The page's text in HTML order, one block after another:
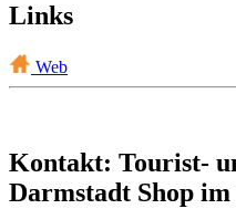
Links
Web
Kontakt: Tourist-
Darmstadt Shop